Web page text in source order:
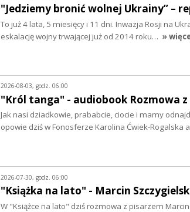
"Jedziemy bronić wolnej Ukrainy” –
To już 4 lata, 5 miesięcy i 11 dni. Inwazja Rosji na
eskalację wojny trwającej już od 2014 roku… »
2026-08-03, godz. 06:00
"Król tanga" - audiobook Rozmowa
Jak nasi dziadkowie, prababcie, ciocie i mamy
opowie dziś w Fonosferze Karolina Ćwiek-Rogalska
2026-07-30, godz. 06:00
"Książka na lato" - Marcin
W "Książce na lato" dziś rozmowa z pisarzem